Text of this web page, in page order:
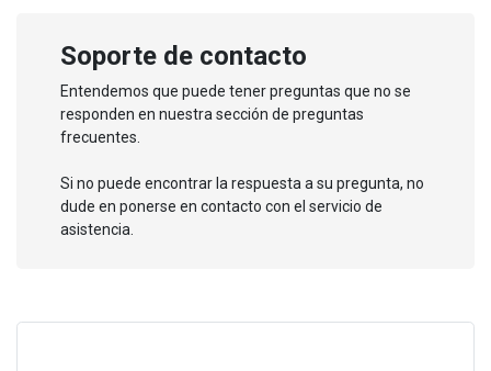
Soporte de contacto
Entendemos que puede tener preguntas que no se
responden en nuestra sección de preguntas
frecuentes.
Si no puede encontrar la respuesta a su pregunta, no
dude en ponerse en contacto con el servicio de
asistencia.